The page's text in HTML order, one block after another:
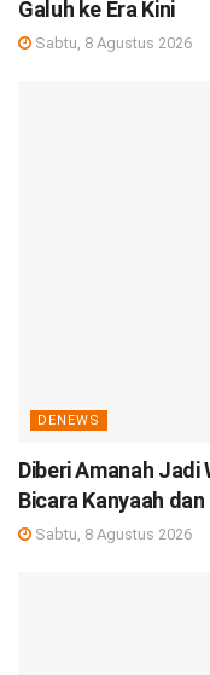
Galuh ke Era Kini
Sabtu, 8 Agustus 2026
DENEWS
Diberi Amanah Jadi
Bicara Kanyaah
Sabtu, 8 Agustus 2026